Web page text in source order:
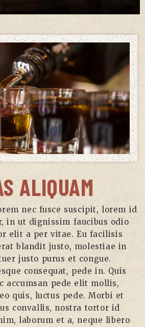
ALIQUAM
nec fusce suscipit, lorem id
in ut dignissim faucibus odio
elit a per vitae. Eu facilisis
blandit justo, molestiae in
justo purus et congue.
consequat, pede in. Quis
accumsan pede elit mollis,
quis, luctus pede. Morbi et
convallis, nostra tortor id
laborum et a, neque libero